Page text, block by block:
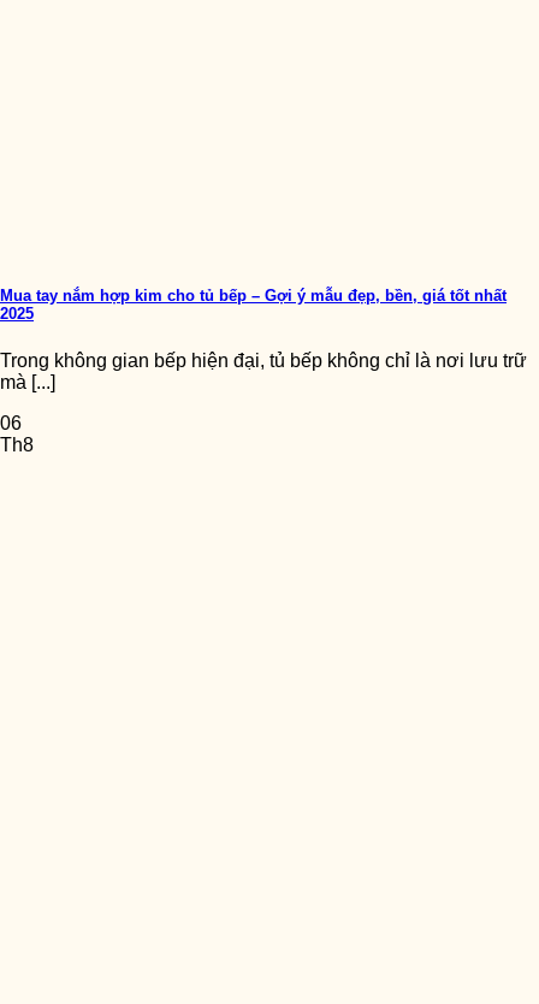
Mua tay nắm hợp kim cho tủ bếp – Gợi ý mẫu đẹp, bền, giá tốt nhất
2025
Trong không gian bếp hiện đại, tủ bếp không chỉ là nơi lưu trữ
mà [...]
06
Th8